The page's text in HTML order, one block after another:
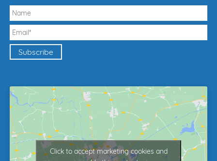
Click to accept marketing cookies and